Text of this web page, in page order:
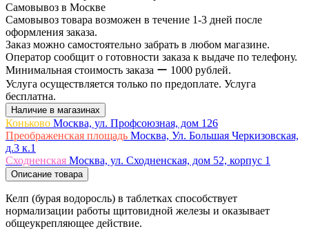
Самовывоз в Москве
Самовывоз товара возможен в течение 1-3 дней после
оформления заказа.
Заказ можно самостоятельно забрать в любом магазине.
Оператор сообщит о готовности заказа к выдаче по телефону.
Минимальная стоимость заказа ー 1000 рублей.
Услуга осуществляется только по предоплате. Услуга
бесплатна.
Наличие в магазинах
Коньково Москва, ул. Профсоюзная, дом 126
Преображенская площадь Москва, Ул. Большая Черкизовская,
д.3 к.1
Сходненская Москва, ул. Сходненская, дом 52, корпус 1
Описание товара
Келп (бурая водоросль) в таблетках способствует
нормализации работы щитовидной железы и оказывает
общеукрепляющее действие.